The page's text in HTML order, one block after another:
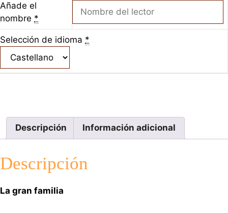
Añade el
nombre *
Selección de idioma *
Descripción Información adicional
Descripción
La gran familia